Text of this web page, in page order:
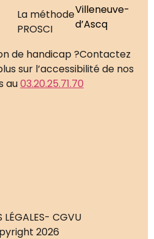
La méthode
PROSCI
Villeneuve-
d’Ascq
de handicap ?Contactez
sur l’accessibilité de nos
au03.20.25.71.70
LÉGALES- CGVU
2026